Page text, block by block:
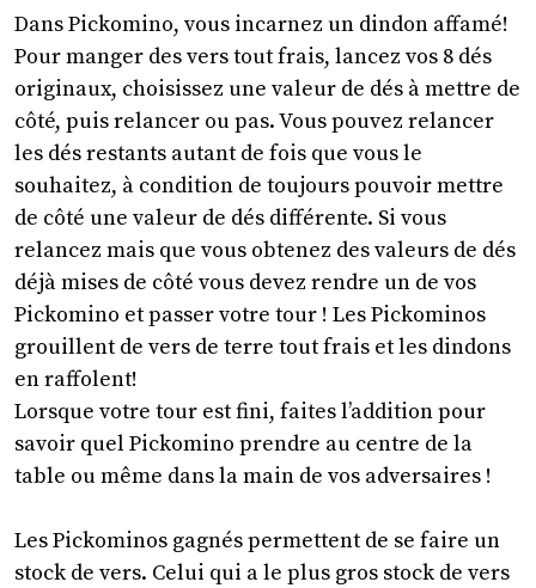
Dans Pickomino, vous incarnez un dindon affamé!
Pour manger des vers tout frais, lancez vos 8 dés
originaux, choisissez une valeur de dés à mettre de
côté, puis relancer ou pas. Vous pouvez relancer
les dés restants autant de fois que vous le
souhaitez, à condition de toujours pouvoir mettre
de côté une valeur de dés différente. Si vous
relancez mais que vous obtenez des valeurs de dés
déjà mises de côté vous devez rendre un de vos
Pickomino et passer votre tour ! Les Pickominos
grouillent de vers de terre tout frais et les dindons
en raffolent!
Lorsque votre tour est fini, faites l’addition pour
savoir quel Pickomino prendre au centre de la
table ou même dans la main de vos adversaires !
Les Pickominos gagnés permettent de se faire un
stock de vers. Celui qui a le plus gros stock de vers